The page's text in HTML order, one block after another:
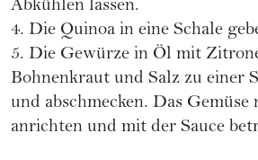
Abkühlen lassen.
4. Die Quinoa in eine Schale
5. Die Gewürze in Öl mit
Bohnenkraut und Salz zu einer
und abschmecken. Das Gemüse
anrichten und mit der Sauce